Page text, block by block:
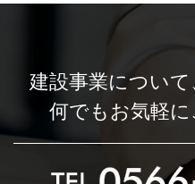
建設事業について
何でもお気軽に